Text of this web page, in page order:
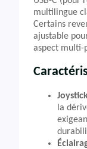
multilingue
Certains
ajustable
aspect multi-
la